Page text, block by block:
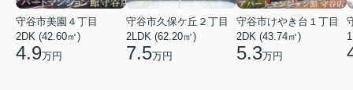
守谷市美園４丁目
2DK (42.60㎡)
4.9万円
守谷市久保ケ丘２丁目
2LDK (62.20㎡)
7.5万円
守谷市けやき台１丁目
2DK (43.74㎡)
5.3万円